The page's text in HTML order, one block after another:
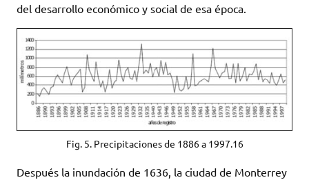
del desarrollo económico y social de esa época.
Fig. 5. Precipitaciones de 1886 a 1997.16
Después la inundación de 1636, la ciudad de Monterrey